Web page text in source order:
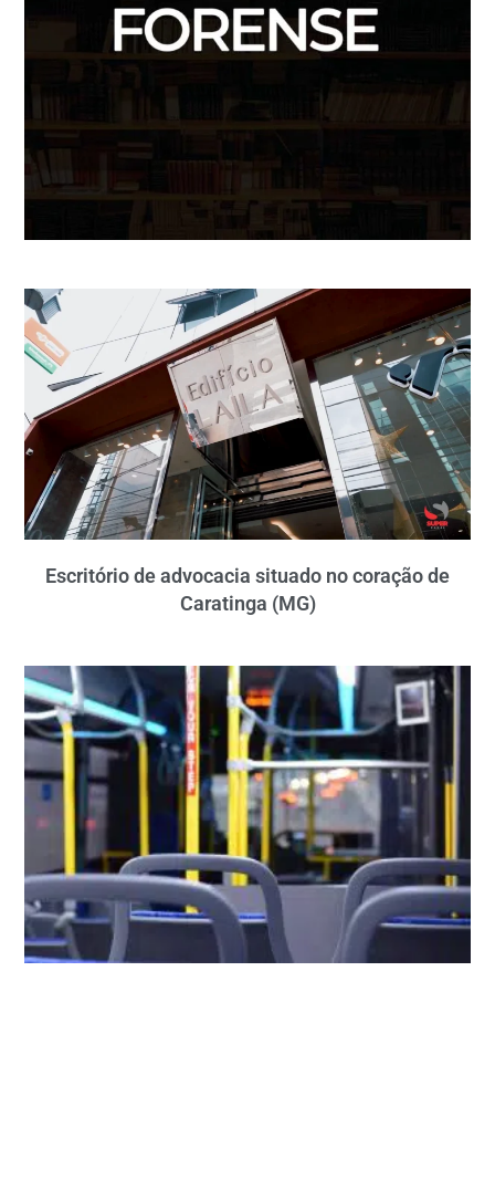
Escritório de advocacia situado no coração de
Caratinga (MG)